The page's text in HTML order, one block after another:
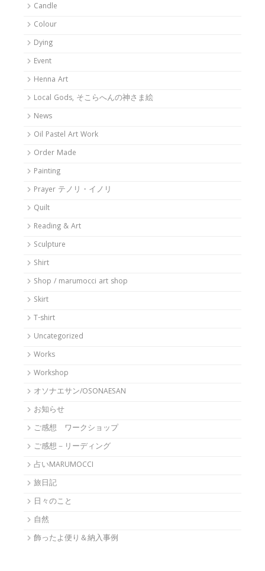
Candle
Colour
Dying
Event
Henna Art
Local Gods, そこらへんの神さま絵
News
Oil Pastel Art Work
Order Made
Painting
Prayer テノリ・イノリ
Quilt
Reading & Art
Sculpture
Shirt
Shop / marumocci art shop
Skirt
T-shirt
Uncategorized
Works
Workshop
オソナエサン/OSONAESAN
お知らせ
ご感想 ワークショップ
ご感想－リーディング
占いMARUMOCCI
旅日記
日々のこと
自然
飾ったよ便り＆納入事例